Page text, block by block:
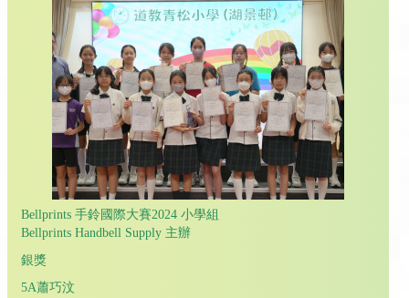
Bellprints 手鈴國際大賽2024 小學組
Bellprints Handbell Supply 主辦
銀獎
5A蕭巧汶